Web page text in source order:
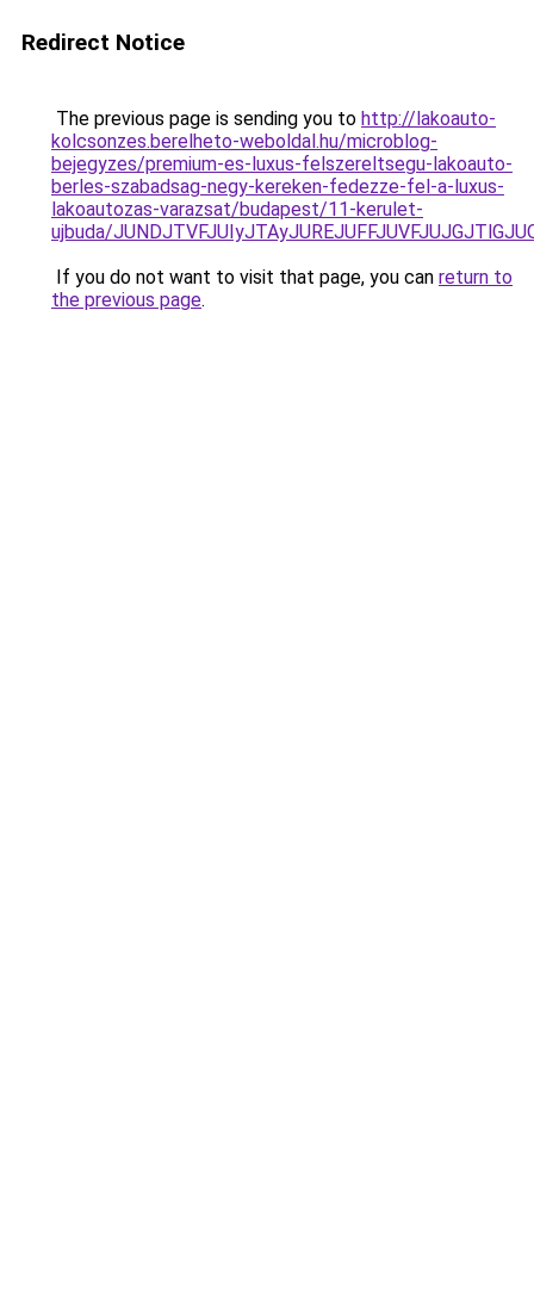
Redirect Notice
The previous page is sending you to http://lakoauto-
kolcsonzes.berelheto-weboldal.hu/microblog-
bejegyzes/premium-es-luxus-felszereltsegu-lakoauto-
berles-szabadsag-negy-kereken-fedezze-fel-a-luxus-
lakoautozas-varazsat/budapest/11-kerulet-
ujbuda/
If you do not want to visit that page, you can return to
the previous page.